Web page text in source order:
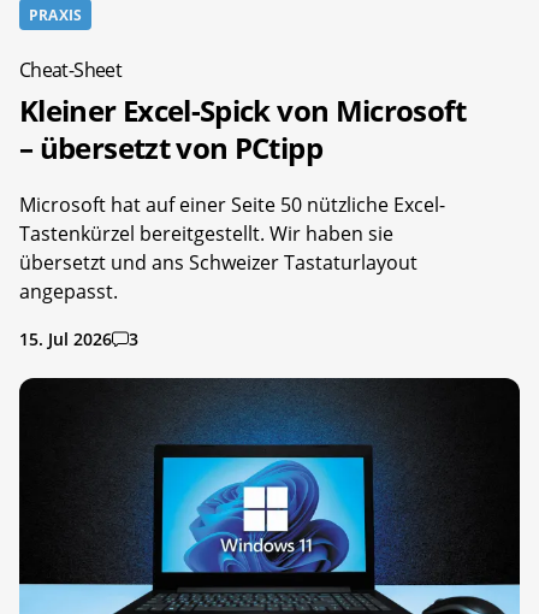
PRAXIS
Cheat-Sheet
Kleiner Excel-Spick von Microsoft
– übersetzt von PCtipp
Microsoft hat auf einer Seite 50 nützliche Excel-
Tastenkürzel bereitgestellt. Wir haben sie
übersetzt und ans Schweizer Tastaturlayout
angepasst.
15. Jul 2026 3